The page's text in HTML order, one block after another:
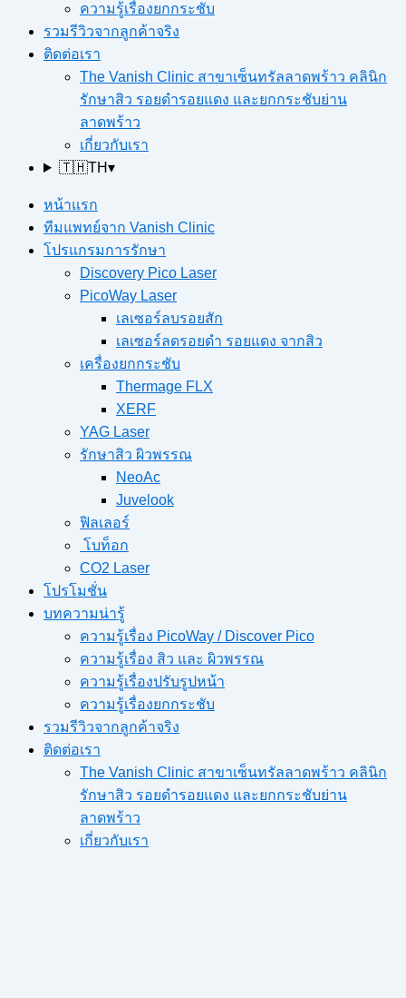
ความรู้เรื่องยกกระชับ
รวมรีวิวจากลูกค้าจริง
ติดต่อเรา
The Vanish Clinic สาขาเซ็นทรัลลาดพร้าว คลินิก
รักษาสิว รอยดำรอยแดง และยกกระชับย่าน
ลาดพร้าว
เกี่ยวกับเรา
🇹🇭TH▾
หน้าแรก
ทีมแพทย์จาก Vanish Clinic
โปรแกรมการรักษา
Discovery Pico Laser
PicoWay Laser
เลเซอร์ลบรอยสัก
เลเซอร์ลดรอยดำ รอยแดง จากสิว
เครื่องยกกระชับ
Thermage FLX
XERF
YAG Laser
รักษาสิว ผิวพรรณ
NeoAc
Juvelook
ฟิลเลอร์
โบท็อก
CO2 Laser
โปรโมชั่น
บทความน่ารู้
ความรู้เรื่อง PicoWay / Discover Pico
ความรู้เรื่อง สิว และ ผิวพรรณ
ความรู้เรื่องปรับรูปหน้า
ความรู้เรื่องยกกระชับ
รวมรีวิวจากลูกค้าจริง
ติดต่อเรา
The Vanish Clinic สาขาเซ็นทรัลลาดพร้าว คลินิก
รักษาสิว รอยดำรอยแดง และยกกระชับย่าน
ลาดพร้าว
เกี่ยวกับเรา